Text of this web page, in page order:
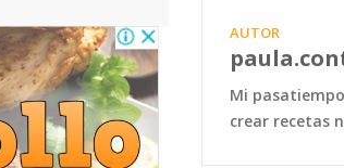
AUTOR
Mi
crear recetas